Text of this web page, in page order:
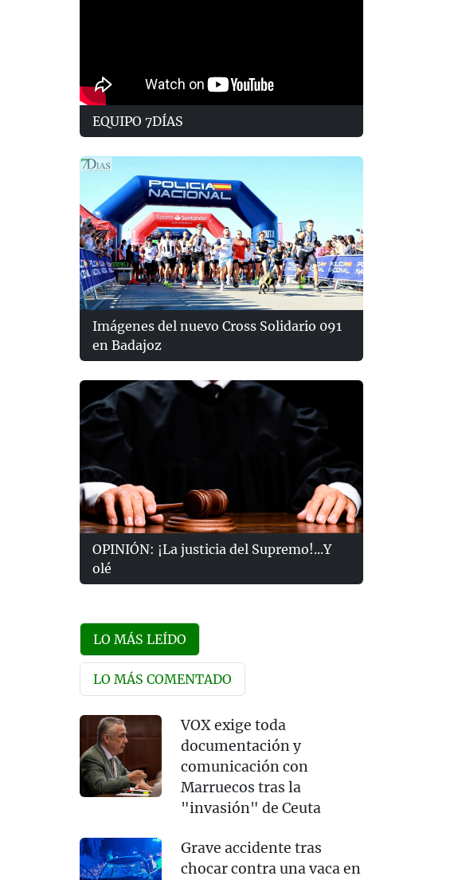
EQUIPO 7DÍAS
Imágenes del nuevo Cross Solidario 091
en Badajoz
OPINIÓN: ¡La justicia del Supremo!...Y
olé
LO MÁS LEÍDO
LO MÁS COMENTADO
VOX exige toda
documentación y
comunicación con
Marruecos tras la
"invasión" de Ceuta
Grave accidente tras
chocar contra una vaca en